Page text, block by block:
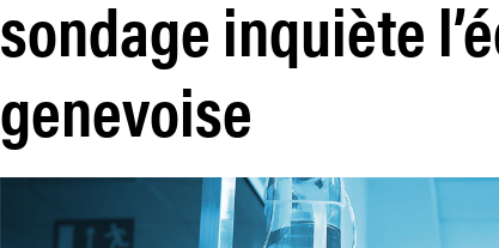
sondage inquiète
genevoise